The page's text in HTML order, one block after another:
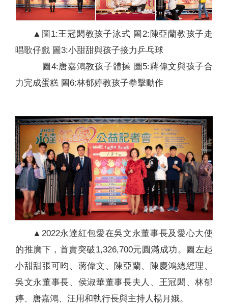
▲圖1:王冠閎教孩子泳式 圖2:陳亞蘭教孩子走
唱歌仔戲 圖3:小甜甜與孩子接力乒乓球
圖4:唐嘉鴻教孩子體操 圖5:蔣偉文與孩子合
力完成蛋糕 圖6:林郁婷教孩子拳擊動作
▲2022永達紅包愛在吳文永董事長及愛心大使
的推廣下，首賣突破1,326,700元圓滿成功。圖左起
小甜甜張可昀、蔣偉文、陳亞蘭、陳慶鴻總經理、
吳文永董事長、侯淑華董事長夫人、王冠閎、林郁
婷、唐嘉鴻、汪用和執行長與主持人楊月娥。